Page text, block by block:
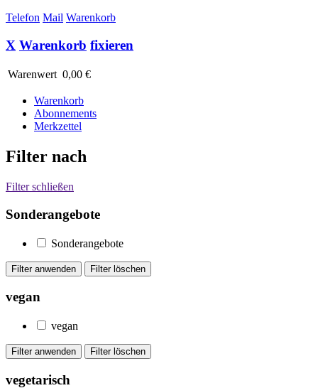
Telefon Mail Warenkorb
X Warenkorb fixieren
Warenwert 0,00 €
Warenkorb
Abonnements
Merkzettel
Filter nach
Filter schließen
Sonderangebote
Sonderangebote
vegan
vegan
vegetarisch